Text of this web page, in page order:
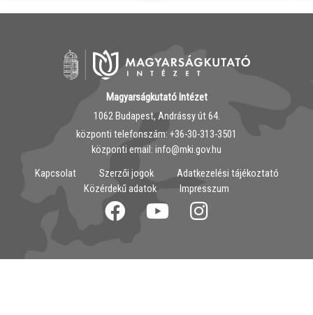
Magyarságkutató Intézet
1062 Budapest, Andrássy út 64.
központi telefonszám: ‭+36-30-313-3501
központi email: info@mki.gov.hu
Kapcsolat
Szerzői jogok
Adatkezelési tájékoztató
Közérdekű adatok
Impresszum